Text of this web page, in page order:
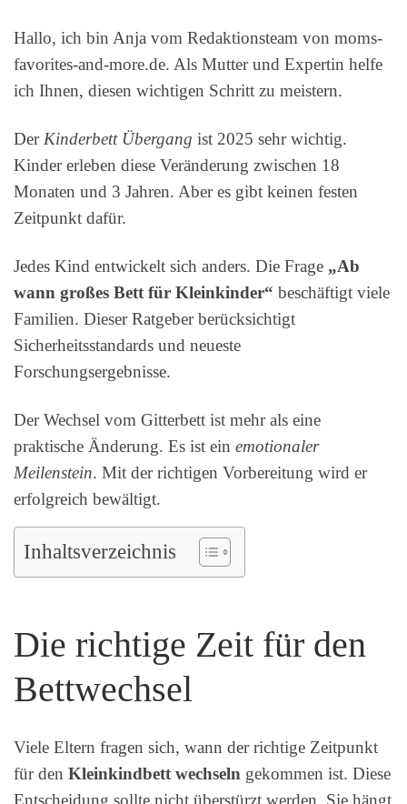
Hallo, ich bin Anja vom Redaktionsteam von moms-
favorites-and-more.de. Als Mutter und Expertin helfe
ich Ihnen, diesen wichtigen Schritt zu meistern.
Der Kinderbett Übergang ist 2025 sehr wichtig.
Kinder erleben diese Veränderung zwischen 18
Monaten und 3 Jahren. Aber es gibt keinen festen
Zeitpunkt dafür.
Jedes Kind entwickelt sich anders. Die Frage „Ab
wann großes Bett für Kleinkinder“ beschäftigt viele
Familien. Dieser Ratgeber berücksichtigt
Sicherheitsstandards und neueste
Forschungsergebnisse.
Der Wechsel vom Gitterbett ist mehr als eine
praktische Änderung. Es ist ein emotionaler
Meilenstein. Mit der richtigen Vorbereitung wird er
erfolgreich bewältigt.
Inhaltsverzeichnis
Die richtige Zeit für den
Bettwechsel
Viele Eltern fragen sich, wann der richtige Zeitpunkt
für den Kleinkindbett wechseln gekommen ist. Diese
Entscheidung sollte nicht überstürzt werden. Sie hängt